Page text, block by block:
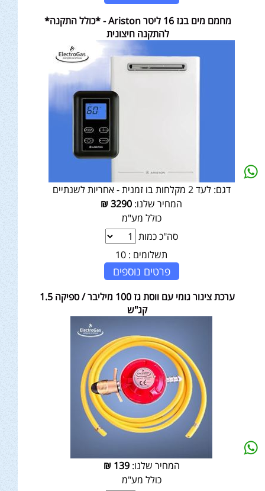
מחמם מים בגז 16 ליטר Ariston - *כולל התקנה*
להתקנה חיצונית
דגם: לעד 2 מקלחות בו זמנית - אחריות לשנתיים
המחיר שלנו: 3290
₪
כולל מע"מ
סה"כ כמות
תשלומים : 10
פרטים נוספים
ערכת צינור גומי עם ווסת גז 100 מיליבר / ספיקה 1.5
קג"ש
המחיר שלנו:139
₪
כולל מע"מ